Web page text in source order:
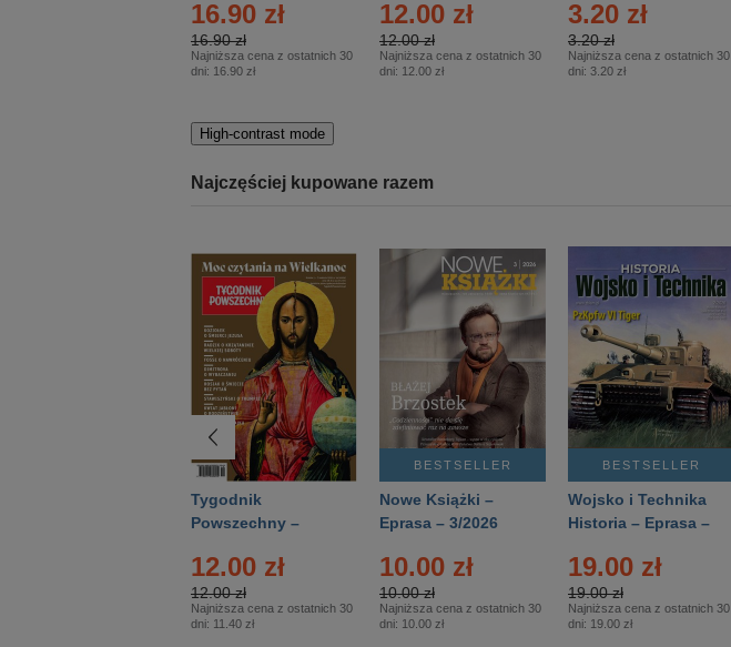
16.90 zł
16.90 zł
Najniższa cena z ostatnich 30
dni: 16.90 zł
12.00 zł
12.00 zł
Najniższa cena z ostatnich 30
dni: 12.00 zł
3.20 zł
3.20 zł
Najniższa cena z ostatnich 30
dni: 3.20 zł
High-contrast mode
Najczęściej kupowane razem
Tygodnik
Powszechny –
12.00 zł
12.00 zł
Najniższa cena z ostatnich 30
dni: 11.40 zł
BESTSELLER
Nowe Książki –
Eprasa – 3/2026
10.00 zł
10.00 zł
Najniższa cena z ostatnich 30
dni: 10.00 zł
BESTSELLER
Wojsko i Technika
Historia – Eprasa –
19.00 zł
19.00 zł
Najniższa cena z ostatnich 30
dni: 19.00 zł